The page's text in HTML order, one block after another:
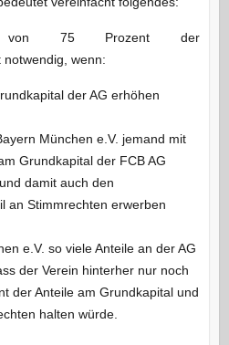
von 75 Prozent der
wenn:
der AG erhöhen
München e.V. jemand mit
Grundkapital der FCB AG
damit auch den
an Stimmrechten erwerben
e.V. so viele Anteile an der AG
der Verein hinterher nur noch
der Anteile am Grundkapital und
halten würde.